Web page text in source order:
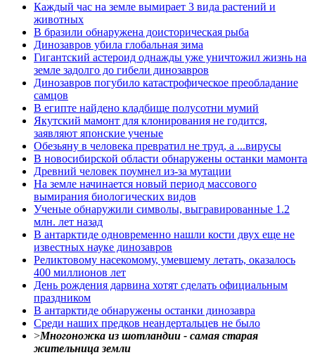
Каждый час на земле вымирает 3 вида растений и
животных
В бразили обнаружена доисторическая рыба
Динозавров убила глобальная зима
Гигантский астероид однажды уже уничтожил жизнь на
земле задолго до гибели динозавров
Динозавров погубило катастрофическое преобладание
самцов
В египте найдено кладбище полусотни мумий
Якутский мамонт для клонирования не годится,
заявляют японские ученые
Обезьяну в человека превратил не труд, а ...вирусы
В новосибирской области обнаружены останки мамонта
Древний человек поумнел из-за мутации
На земле начинается новый период массового
вымирания биологических видов
Ученые обнаружили символы, выгравированные 1.2
млн. лет назад
В антарктиде одновременно нашли кости двух еще не
известных науке динозавров
Реликтовому насекомому, умевшему летать, оказалось
400 миллионов лет
День рождения дарвина хотят сделать официальным
праздником
В антарктиде обнаружены останки динозавра
Среди наших предков неандертальцев не было
>Многоножка из шотландии - самая старая
жительница земли